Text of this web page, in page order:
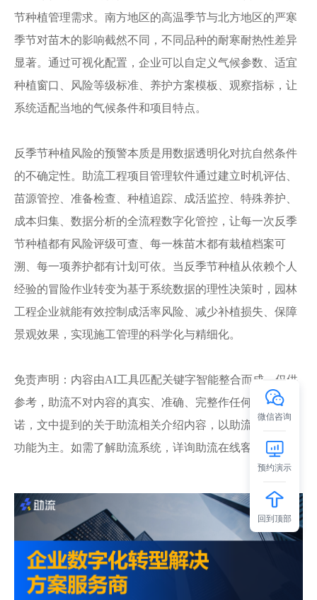
节种植管理需求。南方地区的高温季节与北方地区的严寒
季节对苗木的影响截然不同，不同品种的耐寒耐热性差异
显著。通过可视化配置，企业可以自定义气候参数、适宜
种植窗口、风险等级标准、养护方案模板、观察指标，让
系统适配当地的气候条件和项目特点。
反季节种植风险的预警本质是用数据透明化对抗自然条件
的不确定性。助流工程项目管理软件通过建立时机评估、
苗源管控、准备检查、种植追踪、成活监控、特殊养护、
成本归集、数据分析的全流程数字化管控，让每一次反季
节种植都有风险评级可查、每一株苗木都有栽植档案可
溯、每一项养护都有计划可依。当反季节种植从依赖个人
经验的冒险作业转变为基于系统数据的理性决策时，园林
工程企业就能有效控制成活率风险、减少补植损失、保障
景观效果，实现施工管理的科学化与精细化。
免责声明：内容由AI工具匹配关键字智能整合而成，仅供
参考，助流不对内容的真实、准确、完整作任何形式的承
诺，文中提到的关于助流相关介绍内容，以助流系统实际
功能为主。如需了解助流系统，详询助流在线客服。
微信咨询
预约演示
回到顶部